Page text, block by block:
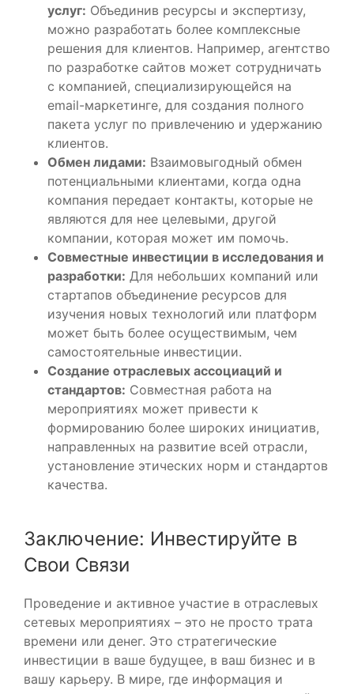
услуг: Объединив ресурсы и экспертизу,
можно разработать более комплексные
решения для клиентов. Например, агентство
по разработке сайтов может сотрудничать
с компанией, специализирующейся на
email-маркетинге, для создания полного
пакета услуг по привлечению и удержанию
клиентов.
Обмен лидами: Взаимовыгодный обмен
потенциальными клиентами, когда одна
компания передает контакты, которые не
являются для нее целевыми, другой
компании, которая может им помочь.
Совместные инвестиции в исследования и
разработки: Для небольших компаний или
стартапов объединение ресурсов для
изучения новых технологий или платформ
может быть более осуществимым, чем
самостоятельные инвестиции.
Создание отраслевых ассоциаций и
стандартов: Совместная работа на
мероприятиях может привести к
формированию более широких инициатив,
направленных на развитие всей отрасли,
установление этических норм и стандартов
качества.
Заключение: Инвестируйте в
Свои Связи
Проведение и активное участие в отраслевых
сетевых мероприятиях – это не просто трата
времени или денег. Это стратегические
инвестиции в ваше будущее, в ваш бизнес и в
вашу карьеру. В мире, где информация и